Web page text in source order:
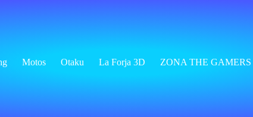
Motos Otaku La Forja 3D ZONA THE GAMERS